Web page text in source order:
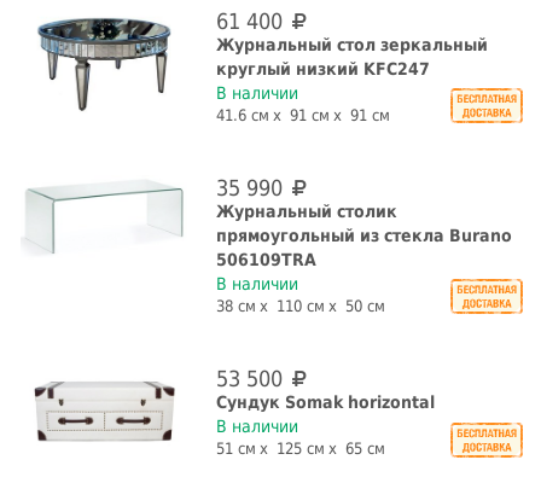
61 400
Журнальный стол зеркальный
круглый низкий KFC247
В наличии
41.6 см 91 см 91 см
35 990
Журнальный столик
прямоугольный из стекла Burano
506109TRA
В наличии
38 см 110 см 50 см
53 500
Сундук Somak horizontal
В наличии
51 см 125 см 65 см